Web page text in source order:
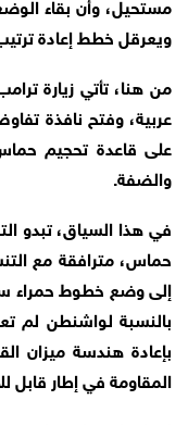
ويعرقل خطط إعادة
من هنا، تأتي زيارة
عربية، وفتح نافذة
على قاعدة تحجيم
والضفة.
في هذا السياق، تبدو
حماس، مترافقة مع
إلى وضع خطوط حمراء
بالنسبة لواشنطن لم
بإعادة هندسة ميزان
المقاومة في إطار قابل